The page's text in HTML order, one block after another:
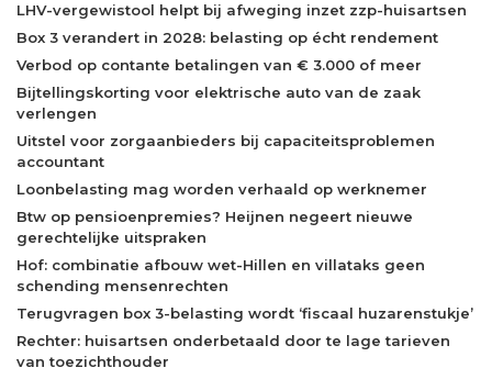
LHV-vergewistool helpt bij afweging inzet zzp-huisartsen
Box 3 verandert in 2028: belasting op écht rendement
Verbod op contante betalingen van € 3.000 of meer
Bijtellingskorting voor elektrische auto van de zaak
verlengen
Uitstel voor zorgaanbieders bij capaciteitsproblemen
accountant
Loonbelasting mag worden verhaald op werknemer
Btw op pensioenpremies? Heijnen negeert nieuwe
gerechtelijke uitspraken
Hof: combinatie afbouw wet-Hillen en villataks geen
schending mensenrechten
Terugvragen box 3-belasting wordt ‘fiscaal huzarenstukje’
Rechter: huisartsen onderbetaald door te lage tarieven
van toezichthouder